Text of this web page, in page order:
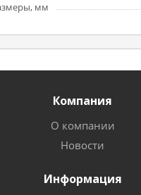
мм
Компания
О компании
Новости
Информация